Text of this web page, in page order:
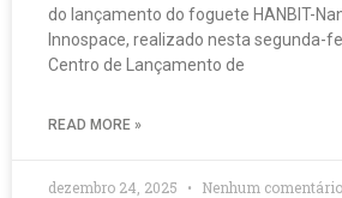
do lançamento do foguete HANBIT-
Innospace, realizado nesta segunda-
Centro de Lançamento de
READ MORE »
dezembro 24, 2025 Nenhum comentário